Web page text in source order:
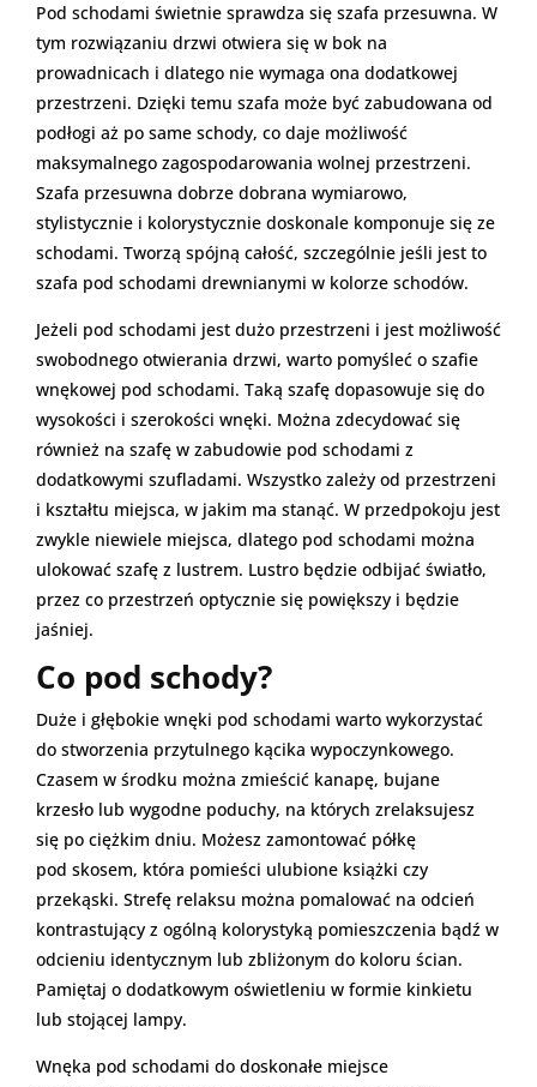
Pod schodami świetnie sprawdza się szafa przesuwna. W
tym rozwiązaniu drzwi otwiera się w bok na
prowadnicach i dlatego nie wymaga ona dodatkowej
przestrzeni. Dzięki temu szafa może być zabudowana od
podłogi aż po same schody, co daje możliwość
maksymalnego zagospodarowania wolnej przestrzeni.
Szafa przesuwna dobrze dobrana wymiarowo,
stylistycznie i kolorystycznie doskonale komponuje się ze
schodami. Tworzą spójną całość, szczególnie jeśli jest to
szafa pod schodami drewnianymi w kolorze schodów.
Jeżeli pod schodami jest dużo przestrzeni i jest możliwość
swobodnego otwierania drzwi, warto pomyśleć o szafie
wnękowej pod schodami. Taką szafę dopasowuje się do
wysokości i szerokości wnęki. Można zdecydować się
również na szafę w zabudowie pod schodami z
dodatkowymi szufladami. Wszystko zależy od przestrzeni
i kształtu miejsca, w jakim ma stanąć. W przedpokoju jest
zwykle niewiele miejsca, dlatego pod schodami można
ulokować szafę z lustrem. Lustro będzie odbijać światło,
przez co przestrzeń optycznie się powiększy i będzie
jaśniej.
Co pod schody?
Duże i głębokie wnęki pod schodami warto wykorzystać
do stworzenia przytulnego kącika wypoczynkowego.
Czasem w środku można zmieścić kanapę, bujane
krzesło lub wygodne poduchy, na których zrelaksujesz
się po ciężkim dniu. Możesz zamontować półkę
pod skosem, która pomieści ulubione książki czy
przekąski. Strefę relaksu można pomalować na odcień
kontrastujący z ogólną kolorystyką pomieszczenia bądź w
odcieniu identycznym lub zbliżonym do koloru ścian.
Pamiętaj o dodatkowym oświetleniu w formie kinkietu
lub stojącej lampy.
Wnęka pod schodami do doskonałe miejsce